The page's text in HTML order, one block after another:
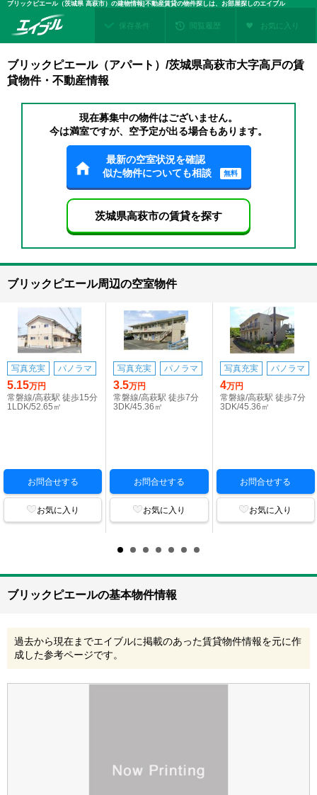
ブリックピエール（茨城県 高萩市）の建物情報|不動産賃貸の物件探しは、お部屋探しのエイブル
保存条件 閲覧履歴 お気に入り
ブリックピエール（アパート）/茨城県高萩市大字高戸の賃
貸物件・不動産情報
現在募集中の物件はございません。
今は満室ですが、空予定が出る場合もあります。
最新の空室状況を確認
似た物件についても相談
無料
茨城県高萩市の賃貸を探す
ブリックピエール周辺の空室物件
写真充実 パノラマ
5.15万円
常磐線/高萩駅 徒歩15分
1LDK/52.65㎡
お問合せする
お気に入り
写真充実 パノラマ
3.5万円
常磐線/高萩駅 徒歩7分
3DK/45.36㎡
お問合せする
お気に入り
写真充実 パノラマ
4万円
常磐線/高萩駅 徒歩7分
3DK/45.36㎡
お問合せする
お気に入り
ブリックピエールの基本物件情報
過去から現在までエイブルに掲載のあった賃貸物件情報を元に作
成した参考ページです。